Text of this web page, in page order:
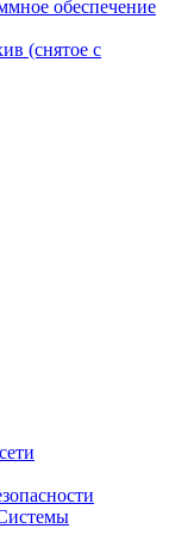
обеспечение
(снятое с